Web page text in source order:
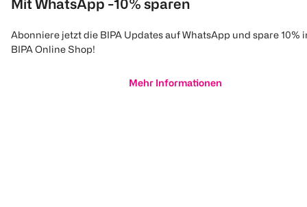
Mit WhatsApp -10% sparen
Abonniere jetzt die BIPA Updates auf WhatsApp und spare 10%
BIPA Online Shop!
Mehr Informationen